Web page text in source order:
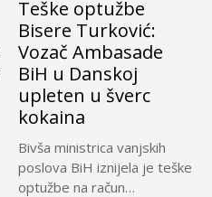
Teške optužbe
Bisere Turković:
Vozač Ambasade
BiH u Danskoj
upleten u šverc
kokaina
Bivša ministrica vanjskih
poslova BiH iznijela je teške
optužbe na račun